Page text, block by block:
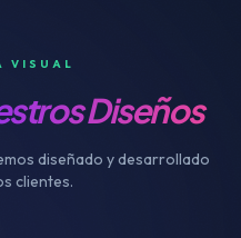
VISUAL
Diseños
diseñado y desarrollado
clientes.